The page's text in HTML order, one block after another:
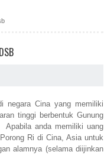
negara Cina yang memiliki
tinggi berbentuk Gunung
Apabila anda memiliki uang
Ri di Cina, Asia untuk
alamnya (selama diijinkan